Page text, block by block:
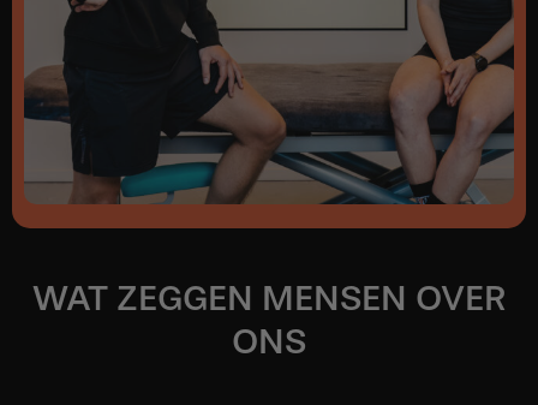
WAT ZEGGEN MENSEN OVER
ONS